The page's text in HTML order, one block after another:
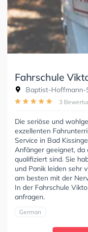
Fahrschule
Baptist-Hoffmann-
3
Die seriöse und
exzellenten
Service in Bad
Anfänger geeignet, da
qualifiziert sind. Sie
und Panik leiden sehr
am besten mit der
In der Fahrschule
anfragen.
German